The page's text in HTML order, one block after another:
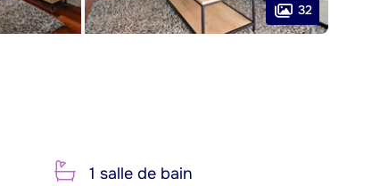
32
1 salle de bain